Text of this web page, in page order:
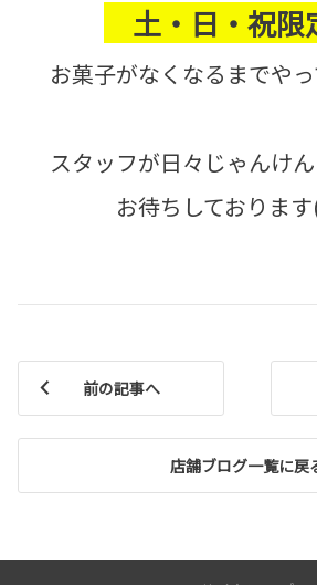
土・日・祝
お菓子がなくなるまでや
スタッフが日々じゃんけ
お待ちしております
前の記事へ
店舗ブログ一覧に戻